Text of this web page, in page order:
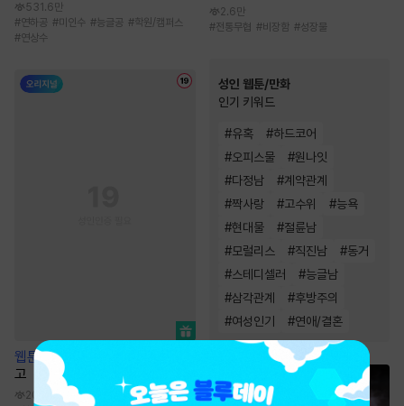
531.6만
#연하공 #미인수 #능글공 #학원/캠퍼스
#연상수
웹툰 우리의 죄를 사하지 마시옵
고
20.1만
2.6만
#전통무협 #비장함 #성장물
성인 웹툰/만화
인기 키워드
#유혹 #하드코어
#오피스물 #원나잇
#다정남 #계약관계
#짝사랑 #고수위 #능욕
#현대물 #절륜남
#모럴리스 #직진남 #동거
#스테디셀러 #능글남
#삼각관계 #후방주의
#여성인기 #연애/결혼